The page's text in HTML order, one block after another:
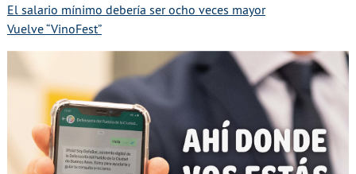
El salario mínimo debería ser ocho veces mayor
Vuelve “VinoFest”